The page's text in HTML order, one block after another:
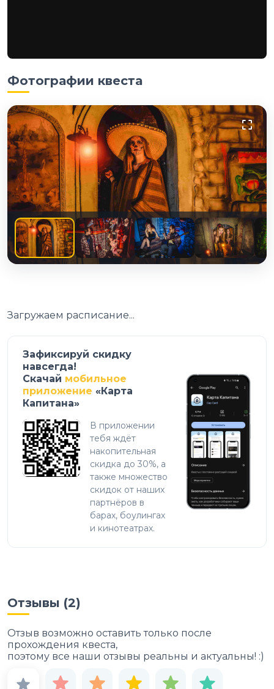
Фотографии квеста
Загружаем расписание...
Зафиксируй скидку
навсегда!
Скачай мобильное
приложение «Карта
Капитана»
В приложении
тебя ждёт
накопительная
скидка до 30%, а
также множество
скидок от наших
партнёров в
барах, боулингах
и кинотеатрах.
Отзывы (2)
Отзыв возможно оставить только после
прохождения квеста,
поэтому все наши отзывы реальны и актуальны! :)